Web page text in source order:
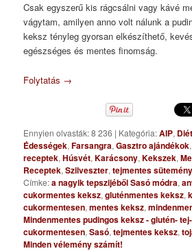
Csak egyszerű kis rágcsálni vagy kávé
vágytam, amilyen anno volt nálunk a
keksz tényleg gyorsan elkészíthető,
egészséges és mentes finomság.
Folytatás →
Ennyien olvasták: 8 236 | Kategória:AIP,
Édességek,Farsangra,Gasztro ajándékok
receptek,Húsvét,Karácsony,Kekszek,
Receptek,Szilveszter,tejmentes
Címke:a nagyik tepszijéből Sasó módra,
cukormentes keksz,gluténmentes keksz,
cukormentesen,mentes keksz,
Mindenmentes pudingos keksz - glutén-
cukormentesen,Sasó,tejmentes keksz,
Minden vélemény számít!